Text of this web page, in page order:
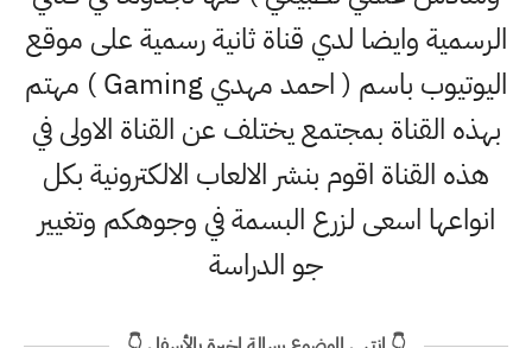
الرسمية وايضا لدي قناة ثانية رسمية على موقع
اليوتيوب باسم ( احمد مهدي Gaming ) مهتم
بهذه القناة بمجتمع يختلف عن القناة الاولى في
هذه القناة اقوم بنشر الالعاب الالكترونية بكل
انواعها اسعى لزرع البسمة في وجوهكم وتغيير
جو الدراسة